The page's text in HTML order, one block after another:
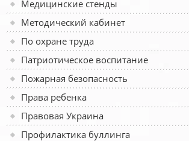
Медицинские стенды
Методический кабинет
По охране труда
Патриотическое воспитание
Пожарная безопасность
Права ребенка
Правовая Украина
Профилактика буллинга